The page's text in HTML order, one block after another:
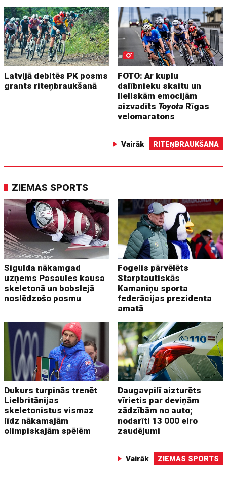
Latvijā debitēs PK posms
grants riteņbraukšanā
FOTO: Ar kuplu
dalībnieku skaitu un
lieliskām emocijām
aizvadīts Toyota Rīgas
velomaratons
Vairāk RITEŅBRAUKŠANA
ZIEMAS SPORTS
Sigulda nākamgad
uzņems Pasaules kausa
skeletonā un bobslejā
noslēdzošo posmu
Fogelis pārvēlēts
Starptautiskās
Kamaniņu sporta
federācijas prezidenta
amatā
Dukurs turpinās trenēt
Lielbritānijas
skeletonistus vismaz
līdz nākamajām
olimpiskajām spēlēm
Daugavpilī aizturēts
vīrietis par deviņām
zādzībām no auto;
nodarīti 13 000 eiro
zaudējumi
Vairāk ZIEMAS SPORTS